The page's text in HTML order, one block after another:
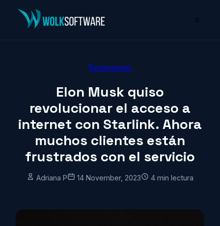
☰
Technology
Elon Musk quiso
revolucionar el acceso a
internet con Starlink. Ahora
muchos clientes están
frustrados con el servicio
Adriana P 14 November, 2023 4 min lectura